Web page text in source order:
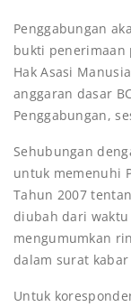
Penggabungan
bukti penerimaan
Hak Asasi
anggaran dasar
Penggabungan,
Sehubungan
untuk memenuhi
Tahun 2007
diubah dari waktu
mengumumkan
dalam surat
Untuk